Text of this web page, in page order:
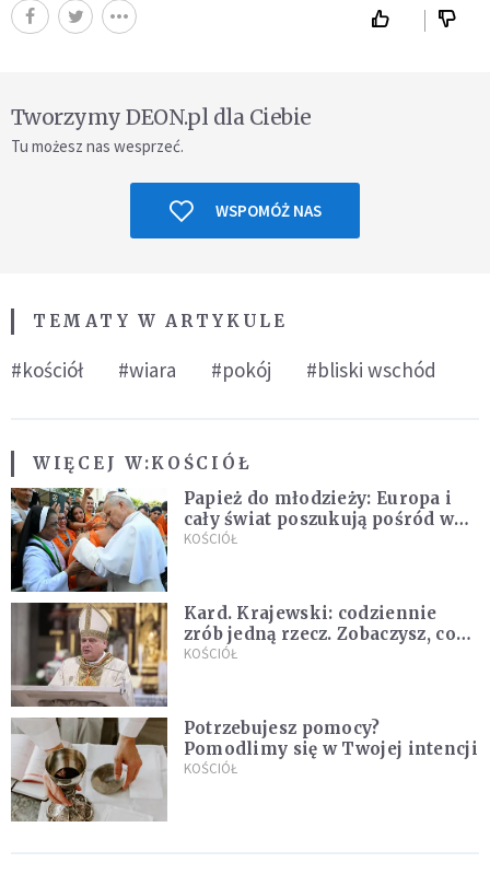
Tworzymy DEON.pl dla Ciebie
Tu możesz nas wesprzeć.
WSPOMÓŻ NAS
TEMATY W ARTYKULE
#kościół #wiara #pokój #bliski wschód
WIĘCEJ W:KOŚCIÓŁ
Papież do młodzieży: Europa i
cały świat poszukują pośród was
nowych świętych
KOŚCIÓŁ
Kard. Krajewski: codziennie
zrób jedną rzecz. Zobaczysz, co
stanie się z twoim życiem
KOŚCIÓŁ
Potrzebujesz pomocy?
Pomodlimy się w Twojej intencji
KOŚCIÓŁ